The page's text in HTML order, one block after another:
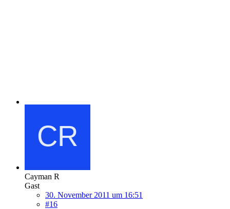
Cayman R
Gast
30. November 2011 um 16:51
#16